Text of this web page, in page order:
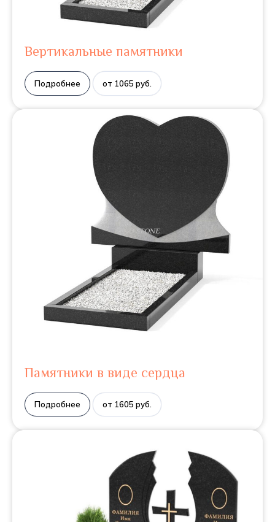
Вертикальные памятники
Подробнее от 1065 руб.
Памятники в виде сердца
Подробнее от 1605 руб.